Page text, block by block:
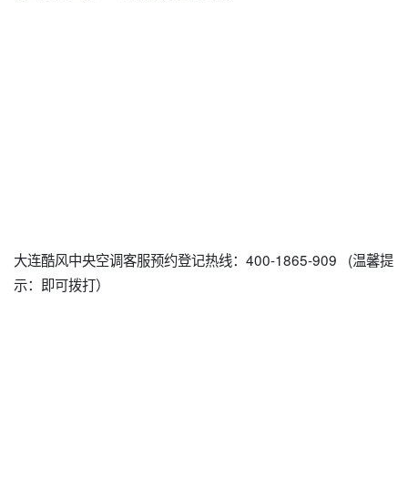
大连酷风中央空调客服预约登记热线：400-1865-909 (温馨提
示：即可拨打）